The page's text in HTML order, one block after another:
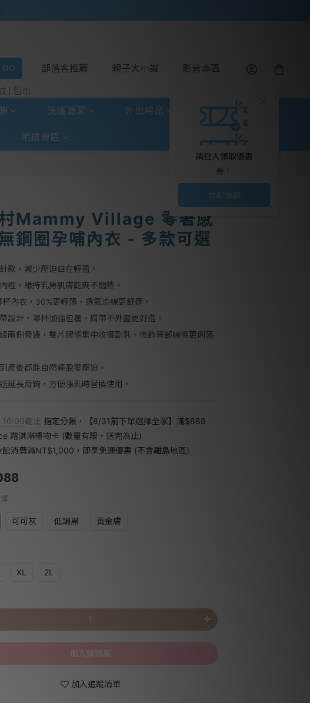
包巾
部落客推薦 親子大小識 影音專區
請登入領取優惠
券！
立即領取
洗護清潔 外出用品 玩具童書
毛孩專區
Mammy Village 零著感
鋼圈孕哺內衣 - 多款可選
款，減少壓迫自在輕盈。
裡，維持乳房肌膚乾爽不悶熱。
內衣，30%更輕薄，透氣流線更舒適。
設計，罩杯加強包覆，肩帶不外露更好搭。
兩側脅邊，雙片膠條集中收攏副乳，修飾背部線條更俐落
產後都能自然輕盈零壓迫。
延長背鉤，方便漲乳時替換使用。
16:00截止 指定分類，【8/31前下單選擇全家】滿$888
霜淇淋禮物卡 (數量有限，送完為止)
館消費滿NT$1,000，即享免運優惠 (不含離島地區)
可可灰 低調黑 黃金膚
XL 2L
加入購物車
加入追蹤清單